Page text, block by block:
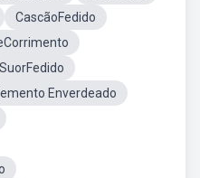
CascãoFedido
SuorFedido
Enverdeado